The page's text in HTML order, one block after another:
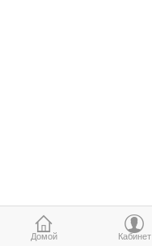
Домой Кабинет